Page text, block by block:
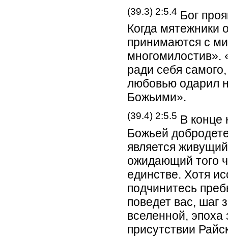
(39.3) 2:5.4 Бог
Когда мятежники
принимаются с
многомилостив».
ради себя
любовью одарил
Божьими».
(39.4) 2:5.5 В конце
Божьей
является
ожидающий того
единстве. Хотя
подчинитесь
поведет вас, шаг
вселенной, эпоха
присутствии